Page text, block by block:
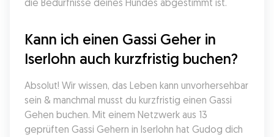
die Bedürfnisse deines Hundes abgestimmt ist.
Kann ich einen Gassi Geher in
Iserlohn auch kurzfristig buchen?
Absolut! Wir wissen, das Leben kann unvorhersehbar
sein & manchmal musst du kurzfristig einen Gassi
Gehen buchen. Mit einem Netzwerk aus 13
geprüften Gassi Gehern in Iserlohn hat Gudog dich